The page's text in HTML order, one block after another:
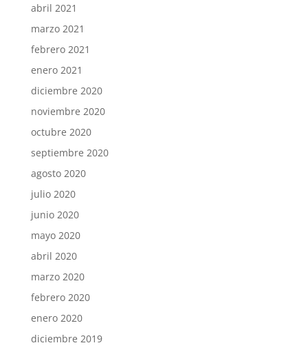
abril 2021
marzo 2021
febrero 2021
enero 2021
diciembre 2020
noviembre 2020
octubre 2020
septiembre 2020
agosto 2020
julio 2020
junio 2020
mayo 2020
abril 2020
marzo 2020
febrero 2020
enero 2020
diciembre 2019